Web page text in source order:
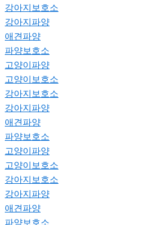
강아지보호소
강아지파양
애견파양
파양보호소
고양이파양
고양이보호소
강아지보호소
강아지파양
애견파양
파양보호소
고양이파양
고양이보호소
강아지보호소
강아지파양
애견파양
파양보호소